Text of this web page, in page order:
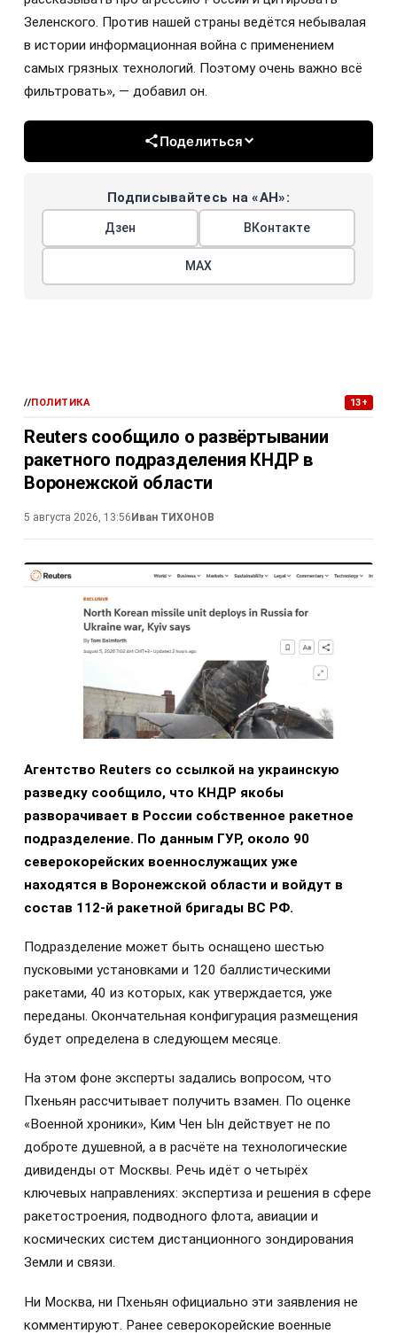
Зеленского. Против нашей страны ведётся небывалая
в истории информационная война с применением
самых грязных технологий. Поэтому очень важно всё
фильтровать», — добавил он.
Поделиться
Подписывайтесь на «АН»:
Дзен ВКонтакте
МАХ
//ПОЛИТИКА 13+
Reuters сообщило о развёртывании
ракетного подразделения КНДР в
Воронежской области
5 августа 2026, 13:56Иван ТИХОНОВ
Агентство Reuters со ссылкой на украинскую
разведку сообщило, что КНДР якобы
разворачивает в России собственное ракетное
подразделение. По данным ГУР, около 90
северокорейских военнослужащих уже
находятся в Воронежской области и войдут в
состав 112-й ракетной бригады ВС РФ.
Подразделение может быть оснащено шестью
пусковыми установками и 120 баллистическими
ракетами, 40 из которых, как утверждается, уже
переданы. Окончательная конфигурация размещения
будет определена в следующем месяце.
На этом фоне эксперты задались вопросом, что
Пхеньян рассчитывает получить взамен. По оценке
«Военной хроники», Ким Чен Ын действует не по
доброте душевной, а в расчёте на технологические
дивиденды от Москвы. Речь идёт о четырёх
ключевых направлениях: экспертиза и решения в сфере
ракетостроения, подводного флота, авиации и
космических систем дистанционного зондирования
Земли и связи.
Ни Москва, ни Пхеньян официально эти заявления не
комментируют. Ранее северокорейские военные